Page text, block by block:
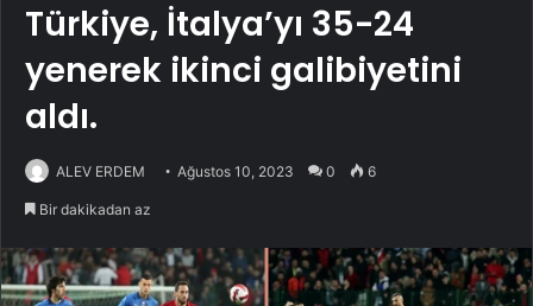
Türkiye, İtalya’yı 35-24
yenerek ikinci galibiyetini
aldı.
ALEV ERDEM Ağustos 10, 2023 0 6
Bir dakikadan az